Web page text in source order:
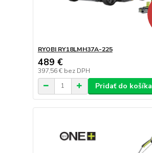
RYOBI RY18LMH37A-225
489 €
397,56 € bez DPH
Pridať do košíka